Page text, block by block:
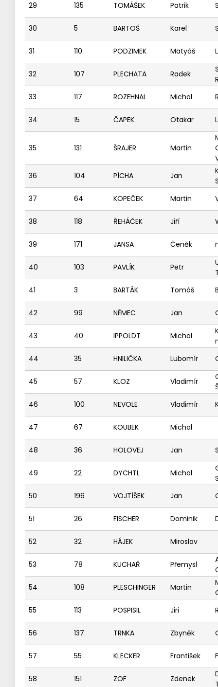
29
135 TOMÁŠEK Patrik
30 5 BARTOŠ Karel
31 110 PODZIMEK Matyáš
32 107 PLECHATA Radek
33
117 ROZEHNAL Michal
34 15 ČAPEK Otakar
35 131 ŠRAJER Martin
36
104 PÍCHA Jan
37
64 KOPEČEK Martin
38 118 ŘEHÁČEK Jiří
39 171 JANSA Čeněk
40 103 PAVLÍK Petr
41
3 BARTÁK Tomáš
42 99 NĚMEC Jan
43 40 IPPOLDT Michal
44
35 HNILIČKA Lubomír
45 57 KLOZ Vladimír
46
100 NEVOLE Vladimír
47 67 KOUBEK Michal
48 36 HOLOVEJ Jan
49 22 DYCHTL Michal
50
196 VOJTÍŠEK Jan
51 26 FISCHER Dominik
52 32 HÁJEK Miroslav
53 78 KUCHAŘ Přemysl
54
108 PLESCHINGER Martin
55
113 POSPISIL Jiri
56 137 TRNKA Zbyněk
57 55 KLECKER František
58 151 ZOF Zdenek